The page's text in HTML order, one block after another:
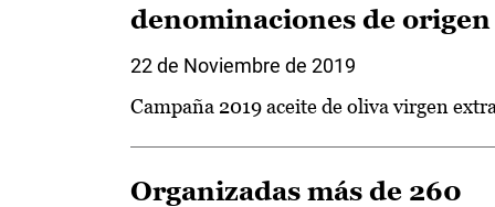
denominaciones de origen
22 de Noviembre de 2019
Campaña 2019 aceite de oliva virgen
Organizadas más de 260